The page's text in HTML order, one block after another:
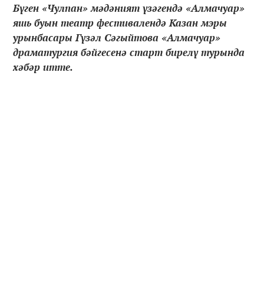
Бүген «Чулпан» мәдәният үзәгендә «Алмачуар»
яшь буын театр фестивалендә Казан мэры
урынбасары Гүзәл Сәгыйтова «Алмачуар»
драматургия бәйгесенә старт бирелү турында
хәбәр итте.